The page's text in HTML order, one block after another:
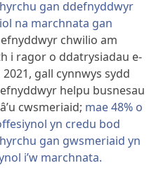
gan ddefnyddwyr
na marchnata gan
chwilio am
i ragor o ddatrysiadau e-
gall cynnwys sydd
helpu busnesau
cwsmeriaid; mae 48% o
yn credu bod
gan gwsmeriaid yn
i’w marchnata.